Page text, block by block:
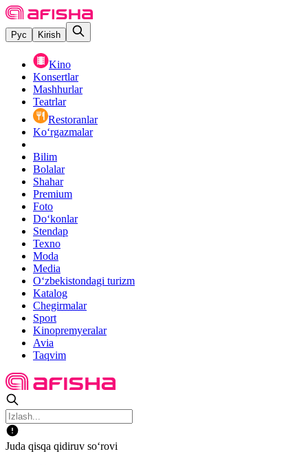
Рус Kirish
Kino
Konsertlar
Mashhurlar
Teatrlar
Restoranlar
Ko‘rgazmalar
Bilim
Bolalar
Shahar
Premium
Foto
Do‘konlar
Stendap
Texno
Moda
Media
O‘zbekistondagi turizm
Katalog
Chegirmalar
Sport
Kinopremyeralar
Avia
Taqvim
Juda qisqa qidiruv so‘rovi